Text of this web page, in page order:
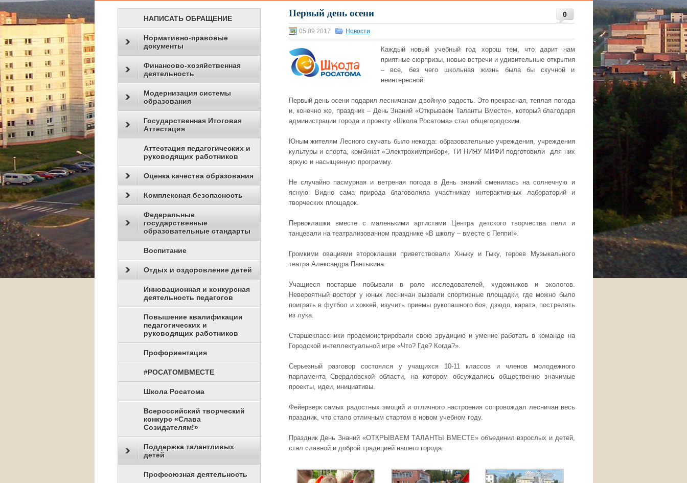
0
Первый день осени
05.09.2017 Новости
Каждый новый учебный год хорош тем, что дарит нам
приятные сюрпризы, новые встречи и удивительные открытия
– все, без чего школьная жизнь была бы скучной и
неинтересной.
Первый день осени подарил лесничанам двойную радость. Это прекрасная, теплая погода
и, конечно же, праздник – День Знаний «Открываем Таланты Вместе», который благодаря
администрации города и проекту «Школа Росатома» стал общегородским.
Юным жителям Лесного скучать было некогда: образовательные учреждения, учреждения
культуры и спорта, комбинат «Электрохимприбор», ТИ НИЯУ МИФИ подготовили для них
яркую и насыщенную программу.
Не случайно пасмурная и ветреная погода в День знаний сменилась на солнечную и
ясную. Видно сама природа благоволила участникам интерактивных лабораторий и
творческих площадок.
Первоклашки вместе с маленькими артистами Центра детского творчества пели и
танцевали на театрализованном празднике «В школу – вместе с Пеппи!».
Громкими овациями второклашки приветствовали Хныку и Гыку, героев Музыкального
театра Александра Пантыкина.
Учащиеся постарше побывали в роле исследователей, художников и экологов.
Невероятный восторг у юных лесничан вызвали спортивные площадки, где можно было
поиграть в футбол и хоккей, изучить приемы рукопашного боя, дзюдо, каратэ, пострелять
из лука.
Старшеклассники продемонстрировали свою эрудицию и умение работать в команде на
Городской интеллектуальной игре «Что? Где? Когда?».
Серьезный разговор состоялся у учащихся 10-11 классов и членов молодежного
парламента Свердловской области, на котором обсуждались общественно значимые
проекты, идеи, инициативы.
Фейерверк самых радостных эмоций и отличного настроения сопровождал лесничан весь
праздник, что стало отличным стартом в новом учебном году.
Праздник День Знаний «ОТКРЫВАЕМ ТАЛАНТЫ ВМЕСТЕ» объединил взрослых и детей,
стал славной и доброй традицией нашего города.
НАПИСАТЬ ОБРАЩЕНИЕ
Нормативно-правовые
документы
Финансово-хозяйственная
деятельность
Модернизация системы
образования
Государственная Итоговая
Аттестация
Аттестация педагогических и
руководящих работников
Оценка качества образования
Комплексная безопасность
Федеральные
государственные
образовательные стандарты
Воспитание
Отдых и оздоровление детей
Инновационная и конкурсная
деятельность педагогов
Повышение квалификации
педагогических и
руководящих работников
Профориентация
#РОСАТОМВМЕСТЕ
Школа Росатома
Всероссийский творческий
конкурс «Слава
Созидателям!»
Поддержка талантливых
детей
Профсоюзная деятельность